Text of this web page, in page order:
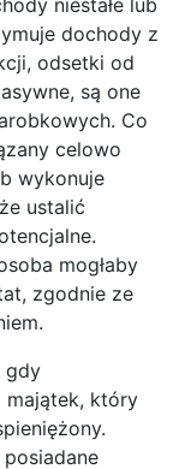
dochody z
odsetki od
są one
Co
celowo
wykonuje
ustalić
mogłaby
zgodnie ze
gdy
majątek, który